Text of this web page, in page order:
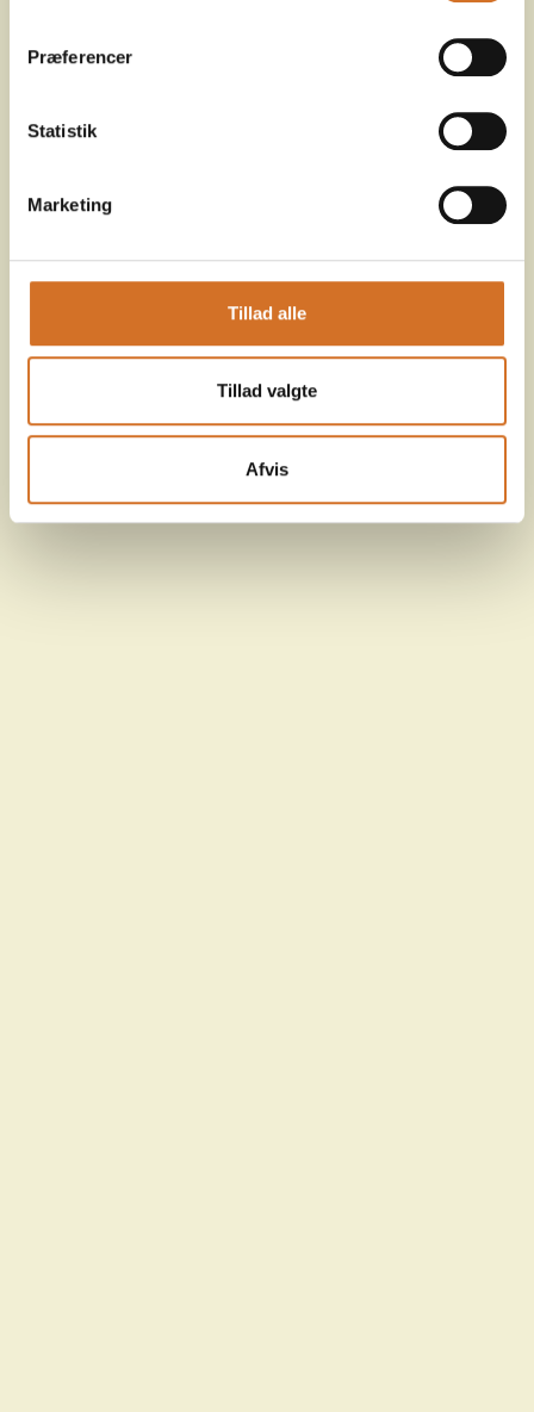
Præferencer
Statistik
Marketing
Tillad alle
Tillad valgte
Afvis